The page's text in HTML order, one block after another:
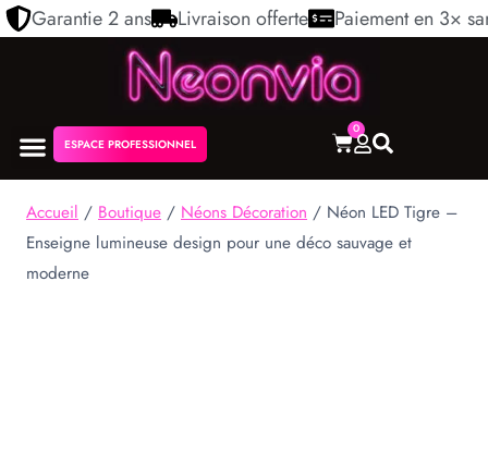
Garantie 2 ans Livraison offerte Paiement en 3×
ESPACE PROFESSIONNEL
0
Accueil / Boutique / Néons Décoration / Néon LED Tigre –
Enseigne lumineuse design pour une déco sauvage et
moderne